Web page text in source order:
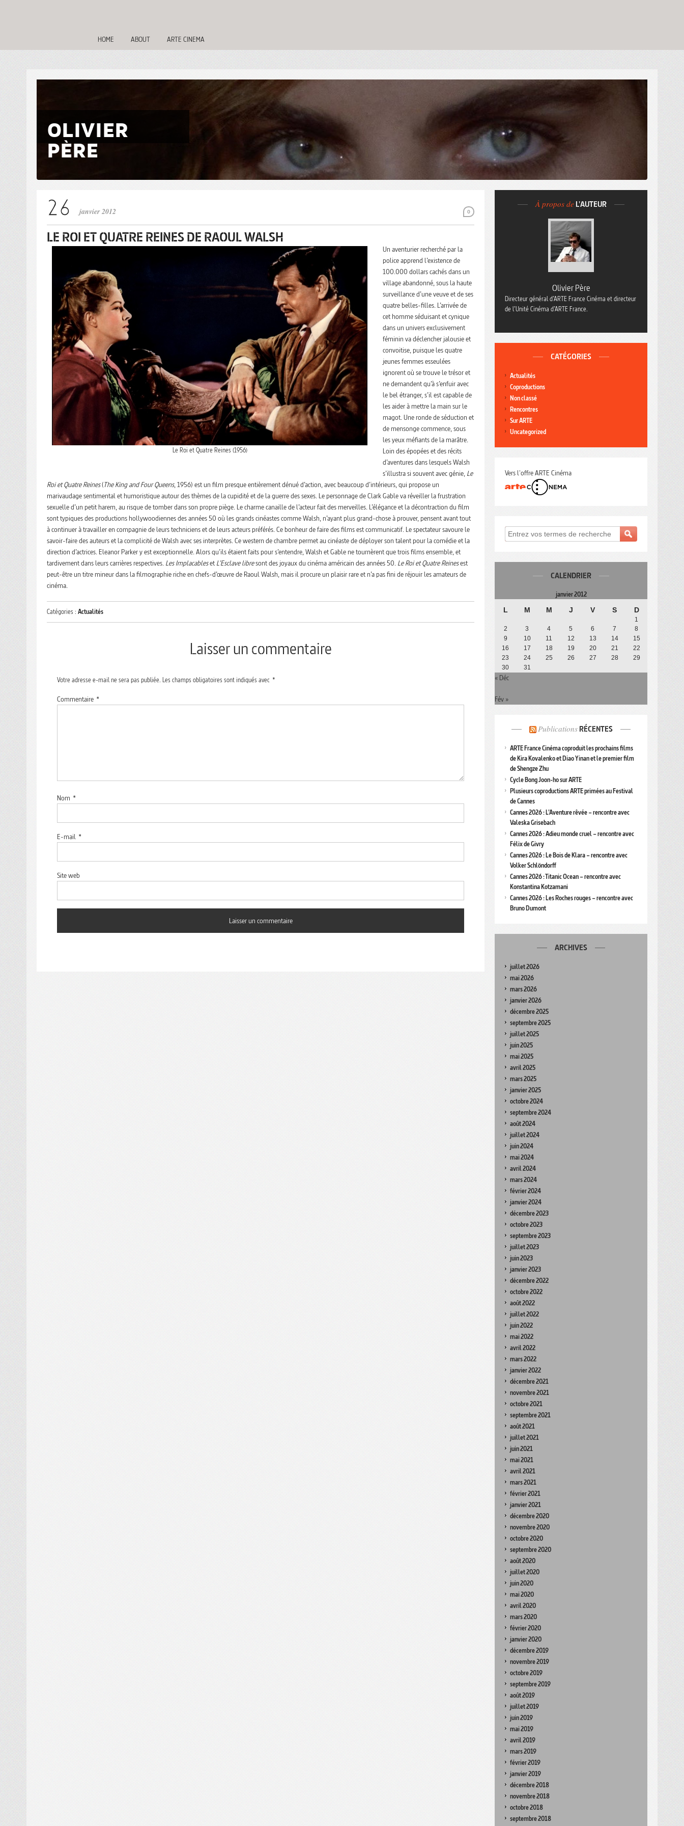
HOME ABOUT ARTE CINEMA
OLIVIER
PÈRE
0
janvier 2012
LE ROI ET QUATRE REINES DE RAOUL WALSH
Le Roi et Quatre Reines (1956)
Un aventurier recherché par la
police apprend l’existence de
100.000 dollars cachés dans un
village abandonné, sous la haute
surveillance d’une veuve et de ses
quatre belles-filles. L’arrivée de
cet homme séduisant et cynique
dans un univers exclusivement
féminin va déclencher jalousie et
convoitise, puisque les quatre
jeunes femmes esseulées
ignorent où se trouve le trésor et
ne demandent qu’à s’enfuir avec
le bel étranger, s’il est capable de
les aider à mettre la main sur le
magot. Une ronde de séduction et
de mensonge commence, sous
les yeux méfiants de la marâtre.
Loin des épopées et des récits
d’aventures dans lesquels Walsh
s’illustra si souvent avec génie, Le
Roi et Quatre Reines(The King and Four Queens, 1956) est un film presque entièrement dénué d’action, avec beaucoup d’intérieurs, qui propose un
marivaudage sentimental et humoristique autour des thèmes de la cupidité et de la guerre des sexes. Le personnage de Clark Gable va réveiller la frustration
sexuelle d’un petit harem, au risque de tomber dans son propre piège. Le charme canaille de l’acteur fait des merveilles. L’élégance et la décontraction du film
sont typiques des productions hollywoodiennes des années 50 où les grands cinéastes comme Walsh, n’ayant plus grand-chose à prouver, pensent avant tout
à continuer à travailler en compagnie de leurs techniciens et de leurs acteurs préférés. Ce bonheur de faire des films est communicatif. Le spectateur savoure le
savoir-faire des auteurs et la complicité de Walsh avec ses interprètes. Ce western de chambre permet au cinéaste de déployer son talent pour la comédie et la
direction d’actrices. Eleanor Parker y est exceptionnelle. Alors qu’ils étaient faits pour s’entendre, Walsh et Gable ne tournèrent que trois films ensemble, et
tardivement dans leurs carrières respectives. Les Implacableset L’Esclave libresont des joyaux du cinéma américain des années 50. Le Roi et Quatre Reinesest
peut-être un titre mineur dans la filmographie riche en chefs-d’œuvre de Raoul Walsh, mais il procure un plaisir rare et n’a pas fini de réjouir les amateurs de
cinéma.
Catégories : Actualités
Laisser un commentaire
Votre adresse e-mail ne sera pas publiée. Les champs obligatoires sont indiqués avec *
Commentaire *
Nom *
E-mail *
Site web
À propos de L'AUTEUR
Olivier Père
Directeur général d’ARTE France Cinéma et directeur
de l’Unité Cinéma d’ARTE France.
CATÉGORIES
Actualités
Coproductions
Non classé
Rencontres
Sur ARTE
Uncategorized
Vers l'offre ARTE Cinéma
CALENDRIER
janvier 2012
L M M J V S D
1
2
3 4 5 6 7
8
9
10 11 12 13 14
15
16
17 18 19 20 21
22
23
24 25 26 27 28
29
30
31
« Déc
Fév »
Publications RÉCENTES
ARTE France Cinéma coproduit les prochains films
de Kira Kovalenko et Diao Yinan et le premier film
de Shengze Zhu
Cycle Bong Joon-ho sur ARTE
Plusieurs coproductions ARTE primées au Festival
de Cannes
Cannes 2026 : L’Aventure rêvée – rencontre avec
Valeska Grisebach
Cannes 2026 : Adieu monde cruel – rencontre avec
Félix de Givry
Cannes 2026 : Le Bois de Klara – rencontre avec
Volker Schlöndorff
Cannes 2026 : Titanic Ocean – rencontre avec
Konstantina Kotzamani
Cannes 2026 : Les Roches rouges – rencontre avec
Bruno Dumont
ARCHIVES
juillet 2026
mai 2026
mars 2026
janvier 2026
décembre 2025
septembre 2025
juillet 2025
juin 2025
mai 2025
avril 2025
mars 2025
janvier 2025
octobre 2024
septembre 2024
août 2024
juillet 2024
juin 2024
mai 2024
avril 2024
mars 2024
février 2024
janvier 2024
décembre 2023
octobre 2023
septembre 2023
juillet 2023
juin 2023
janvier 2023
décembre 2022
octobre 2022
août 2022
juillet 2022
juin 2022
mai 2022
avril 2022
mars 2022
janvier 2022
décembre 2021
novembre 2021
octobre 2021
septembre 2021
août 2021
juillet 2021
juin 2021
mai 2021
avril 2021
mars 2021
février 2021
janvier 2021
décembre 2020
novembre 2020
octobre 2020
septembre 2020
août 2020
juillet 2020
juin 2020
mai 2020
avril 2020
mars 2020
février 2020
janvier 2020
décembre 2019
novembre 2019
octobre 2019
septembre 2019
août 2019
juillet 2019
juin 2019
mai 2019
avril 2019
mars 2019
février 2019
janvier 2019
décembre 2018
novembre 2018
octobre 2018
septembre 2018